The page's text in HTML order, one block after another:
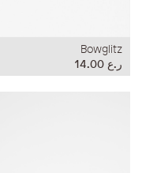
Bowglitz
ر.ع 14.00